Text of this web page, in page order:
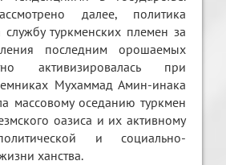
далее, политика
туркменских племен за
последним орошаемых
активизировалась при
Мухаммад Амин-инака
массовому оседанию туркмен
оазиса и их активному
и социально-
ханства.